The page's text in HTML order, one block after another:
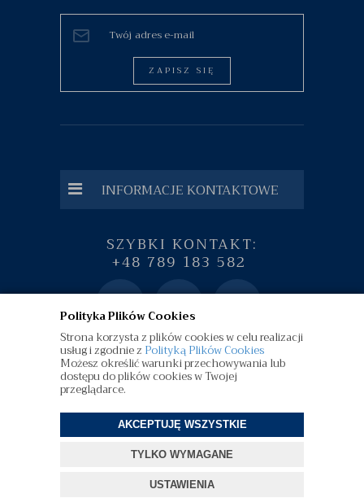
Polityka Plików Cookies
Strona korzysta z plików cookies w celu realizacji
usług i zgodnie z Polityką Plików Cookies
Możesz określić warunki przechowywania lub
dostępu do plików cookies w Twojej
przeglądarce.
AKCEPTUJĘ WSZYSTKIE
TYLKO WYMAGANE
USTAWIENIA
ZAPISZ SIĘ
INFORMACJE KONTAKTOWE
SZYBKI KONTAKT:
+48 789 183 582
diamenty.pl | Wszelkie Prawa Zastrzeżone